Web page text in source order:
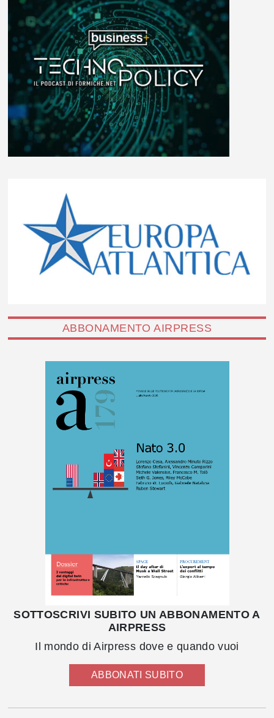
ABBONAMENTO AIRPRESS
SOTTOSCRIVI SUBITO UN ABBONAMENTO A
AIRPRESS
Il mondo di Airpress dove e quando vuoi
ABBONATI SUBITO